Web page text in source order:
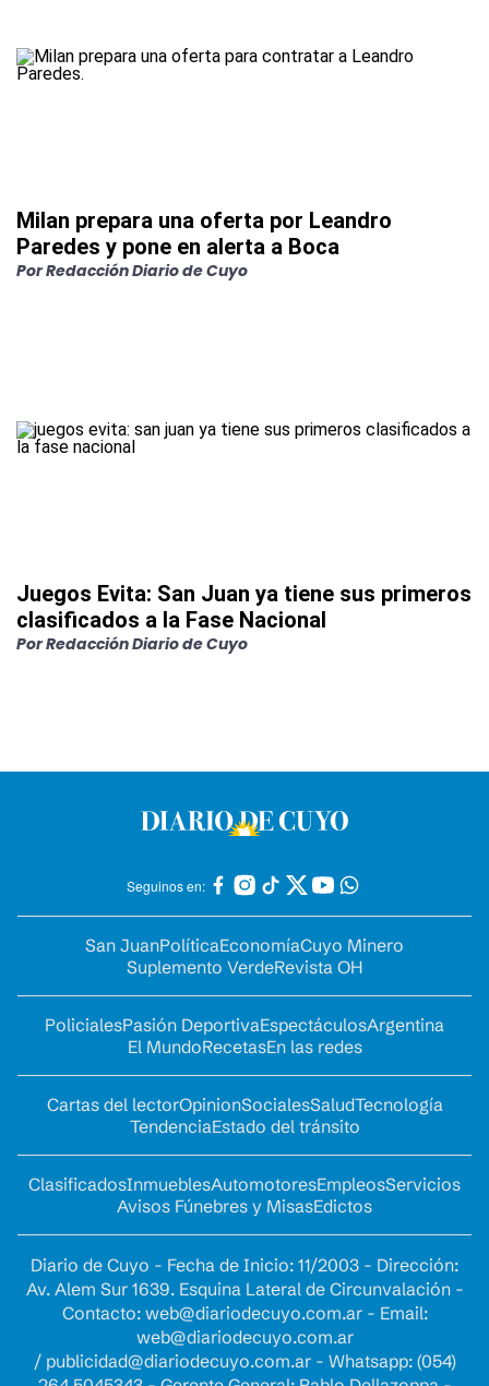
Milan prepara una oferta por Leandro
Paredes y pone en alerta a Boca
PorRedacción Diario de Cuyo
Juegos Evita: San Juan ya tiene sus primeros
clasificados a la Fase Nacional
PorRedacción Diario de Cuyo
Seguinos en:
San JuanPolíticaEconomíaCuyo Minero
Suplemento VerdeRevista OH
PolicialesPasión DeportivaEspectáculosArgentina
El MundoRecetasEn las redes
Cartas del lectorOpinionSocialesSaludTecnología
TendenciaEstado del tránsito
ClasificadosInmueblesAutomotoresEmpleosServicios
Avisos Fúnebres y MisasEdictos
Diario de Cuyo - Fecha de Inicio: 11/2003 - Dirección:
Av. Alem Sur 1639. Esquina Lateral de Circunvalación -
Contacto: web@diariodecuyo.com.ar- Email:
web@diariodecuyo.com.ar
/ publicidad@diariodecuyo.com.ar- Whatsapp: (054)